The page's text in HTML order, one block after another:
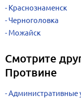
Краснознаменск
Черноголовка
Можайск
Смотрите
Протвине
Административные